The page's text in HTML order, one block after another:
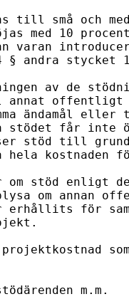
till små och
med 10
varan
§ andra stycket
av de
offentligt
ändamål
stödet får inte
stöd till
hela kostnaden
om stöd enligt
om annan
för
projektkostnad
m.m.